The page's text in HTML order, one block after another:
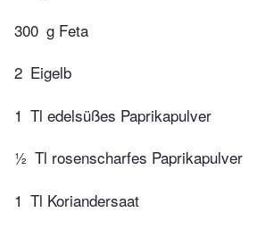
300 g Feta
2 Eigelb
1 Tl edelsüßes Paprikapulver
½ Tl rosenscharfes Paprikapulver
1 Tl Koriandersaat